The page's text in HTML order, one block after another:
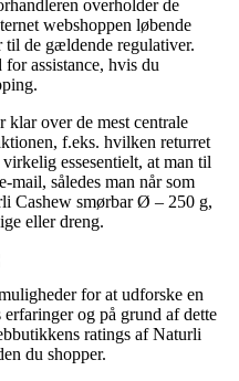
overholder de
webshoppen løbende
til de gældende regulativer.
assistance, hvis du
klar over de mest centrale
f.eks. hvilken returret
essesentielt, at man til
mail, således man når som
Cashew smørbar Ø – 250 g,
eller dreng.
for at udforske en
og på grund af dette
ratings af Naturli
du shopper.